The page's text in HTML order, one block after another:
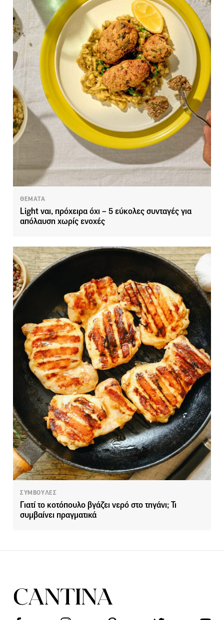
ΘΕΜΑΤΑ
Light ναι, πρόχειρα όχι – 5 εύκολες συνταγές για
απόλαυση χωρίς ενοχές
ΣΥΜΒΟΥΛΕΣ
Γιατί το κοτόπουλο βγάζει νερό στο τηγάνι; Τι
συμβαίνει πραγματικά